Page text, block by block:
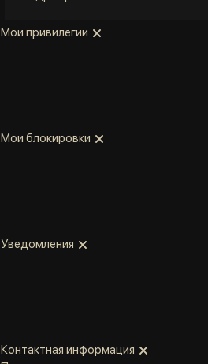
Мои привилегии
Мои блокировки
Уведомления
Контактная информация